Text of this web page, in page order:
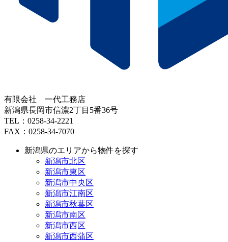
有限会社 一代工務店
新潟県長岡市信濃2丁目5番36号
TEL：0258-34-2221
FAX：0258-34-7070
新潟県のエリアから物件を探す
新潟市北区
新潟市東区
新潟市中央区
新潟市江南区
新潟市秋葉区
新潟市南区
新潟市西区
新潟市西蒲区